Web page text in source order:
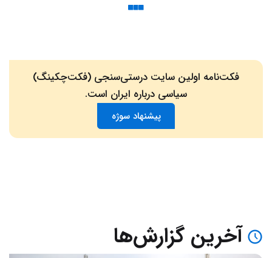
فکت‌نامه اولین سایت درستی‌سنجی (فکت‌چکینگ)
سیاسی درباره ایران است.
پیشنهاد سوژه
آخرین گزارش‌ها